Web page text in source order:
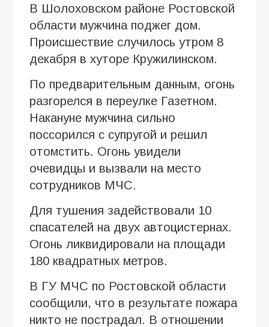
В Шолоховском районе Ростовской
области мужчина поджег дом.
Происшествие случилось утром 8
декабря в хуторе Кружилинском.
По предварительным данным, огонь
разгорелся в переулке Газетном.
Накануне мужчина сильно
поссорился с супругой и решил
отомстить. Огонь увидели
очевидцы и вызвали на место
сотрудников МЧС.
Для тушения задействовали 10
спасателей на двух автоцистернах.
Огонь ликвидировали на площади
180 квадратных метров.
В ГУ МЧС по Ростовской области
сообщили, что в результате пожара
никто не пострадал. В отношении